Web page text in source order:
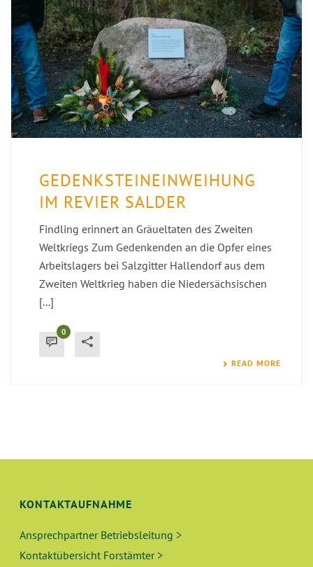
GEDENKSTEINEINWEIHUNG
IM REVIER SALDER
Findling erinnert an Gräueltaten des Zweiten
Weltkriegs Zum Gedenkenden an die Opfer eines
Arbeitslagers bei Salzgitter Hallendorf aus dem
Zweiten Weltkrieg haben die Niedersächsischen
[...]
0
READ MORE
KONTAKTAUFNAHME
Ansprechpartner Betriebsleitung >
Kontaktübersicht Forstämter >